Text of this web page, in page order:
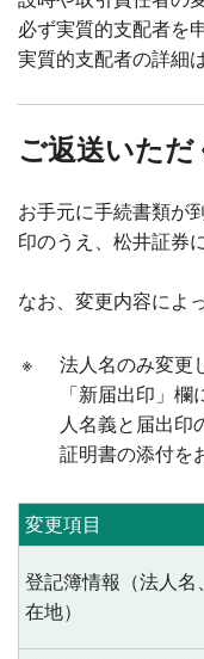
必ず実質的支配者を
実質的支配者の詳細は
ご返送いただ
お手元に手続書類が
印のうえ、松井証券
なお、変更内容によ
※
法人名のみ変更
「新届出印」
人名義と届出印
証明書の添付を
変更項目
登記簿情報（法人名
在地）